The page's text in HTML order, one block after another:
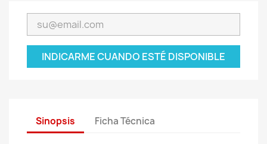
INDICARME CUANDO ESTÉ DISPONIBLE
Sinopsis Ficha Técnica